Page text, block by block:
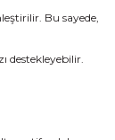
Bu sayede,
destekleyebilir.